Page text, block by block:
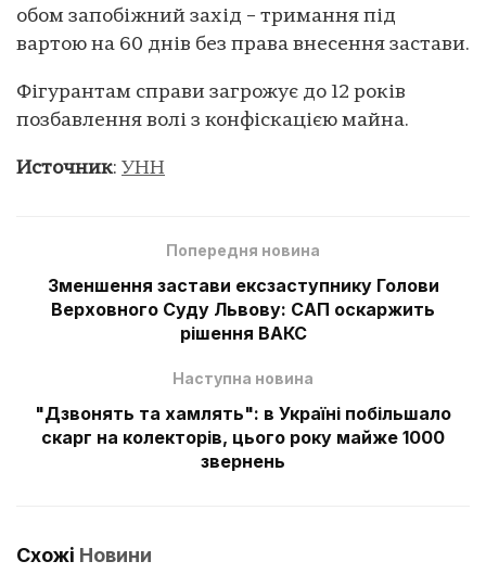
обом запобіжний захід – тримання під
вартою на 60 днів без права внесення застави.
Фігурантам справи загрожує до 12 років
позбавлення волі з конфіскацією майна.
Источник: УНН
Попередня новина
Зменшення застави ексзаступнику Голови
Верховного Суду Львову: САП оскаржить
рішення ВАКС
Наступна новина
"Дзвонять та хамлять": в Україні побільшало
скарг на колекторів, цього року майже 1000
звернень
Схожі Новини